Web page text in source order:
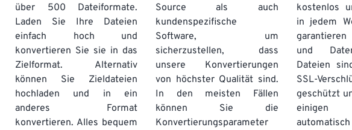
über 500 Dateiformate.
Laden Sie Ihre Dateien
einfach hoch und
konvertieren Sie sie in das
Zielformat. Alternativ
können Sie Zieldateien
hochladen und in ein
anderes Format
konvertieren. Alles bequem
Source als auch
kundenspezifische
Software, um
sicherzustellen, dass
unsere Konvertierungen
von höchster Qualität sind.
In den meisten Fällen
können Sie die
Konvertierungsparameter
kostenlos
in jedem
garantieren
und
Dateien
SSL-
geschützt